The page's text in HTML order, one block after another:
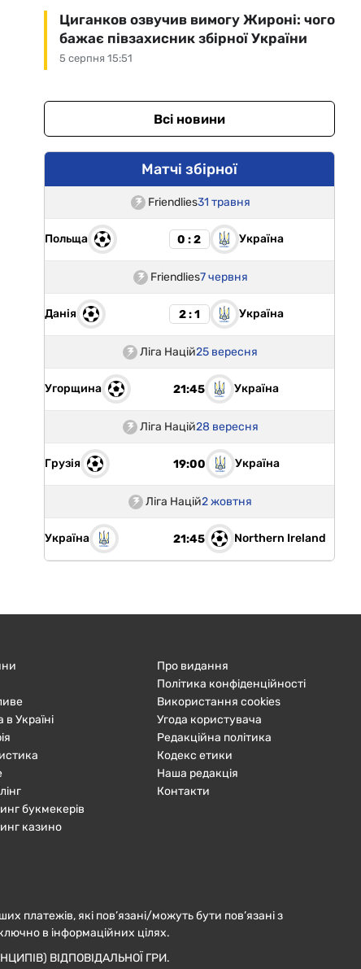
5 серпня 15:51
Циганков озвучив вимогу Жироні: чого
бажає півзахисник збірної України
Всі новини
Матчі збірної
Friendlies31 травня
Польща 0 : 2 Україна
Friendlies7 червня
Данія 2 : 1 Україна
Ліга Націй25 вересня
Угорщина 21:45 Україна
Ліга Націй28 вересня
Грузія 19:00 Україна
Ліга Націй2 жовтня
Україна 21:45 Northern Ireland
в Україні
букмекерів
казино
Про видання
Політика конфіденційності
Використання cookies
Угода користувача
Редакційна політика
Кодекс етики
Наша редакція
Контакти
платежів, які пов’язані/можуть бути пов’язані з
в інформаційних цілях.
ВІДПОВІДАЛЬНОЇ ГРИ.